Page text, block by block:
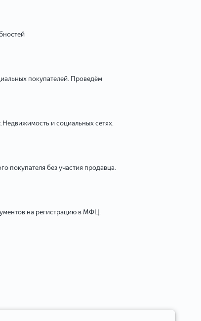
покупателей. Проведём
и социальных сетях.
покупателя без участия продавца.
на регистрацию в МФЦ.